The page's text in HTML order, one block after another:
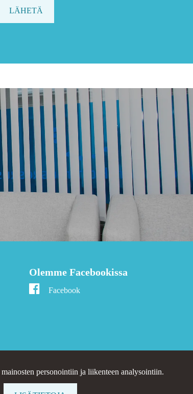
personointiin ja liikenteen analysointiin.
LÄHETÄ
Olemme Facebookissa
Facebook